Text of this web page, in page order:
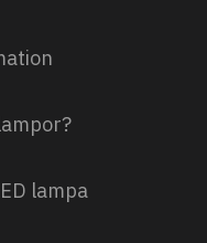
lampa